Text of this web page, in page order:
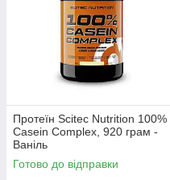
Протеїн Scitec Nutrition 100%
Casein Complex, 920 грам -
Ваніль
Готово до відправки